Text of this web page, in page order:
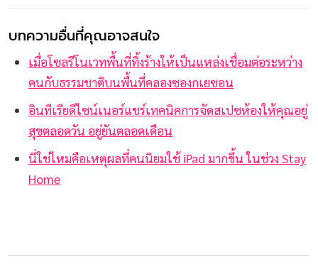
บทความอื่นที่คุณอาจสนใจ
เมื่อโซลรีโนเวทพื้นที่ทิ้งร้างให้เป็นแหล่งเชื่อมต่อระหว่าง
คนกับธรรมชาติบนพื้นที่คลองซองกเยซอน
อินทีเรียดีไซน์เนอร์แชร์เทคนิคการจัดสเปซห้องให้คุณอยู่
สุขตลอดวัน อยู่ยันตลอดเดือน
นี่ใช่ไหมคือเหตุผลที่คนนิยมใช้ iPad มากขึ้น ในช่วง Stay
Home